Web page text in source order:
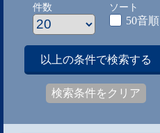
件数 ソート
50音順
以上の条件で検索する
検索条件をクリア